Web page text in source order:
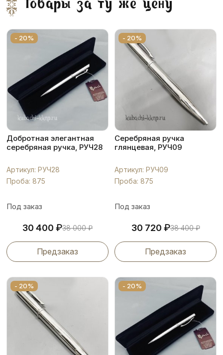
Товары за ту же цену
- 20%
Добротная элегантная
серебряная ручка, РУЧ28
Артикул: РУЧ28
Проба: 875
Под заказ
30 400 ₽38 000₽
Предзаказ
- 20%
Серебряная ручка
глянцевая, РУЧ09
Артикул: РУЧ09
Проба: 875
Под заказ
30 720 ₽38 400₽
Предзаказ
- 20% - 20%